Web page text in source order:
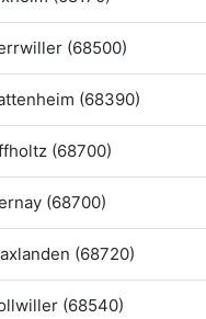
(68500)
(68390)
(68700)
(68700)
(68720)
(68540)